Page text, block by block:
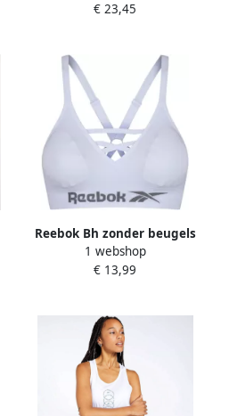
€ 23,45
Reebok Bh zonder beugels
MARYNA uitneembare pads
modern naadloos met logo
1 webshop
€ 13,99